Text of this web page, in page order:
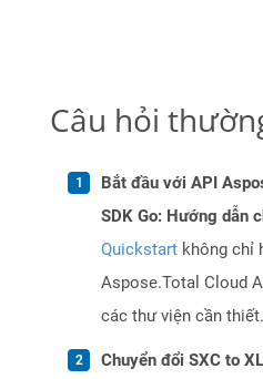
Câu hỏi
Bắt đầu với API
SDK Go: Hướng dẫn
Quickstart không chỉ
Aspose.Total Cloud
các thư viện cần thiết.
Chuyển đổi SXC to